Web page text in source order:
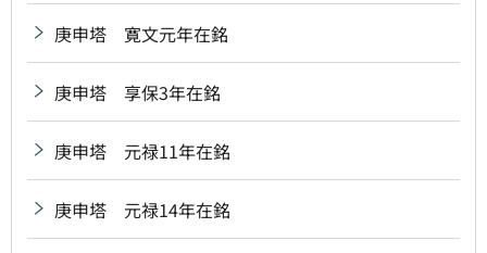
庚申塔 寛文元年在銘
庚申塔 享保3年在銘
庚申塔 元禄11年在銘
庚申塔 元禄14年在銘